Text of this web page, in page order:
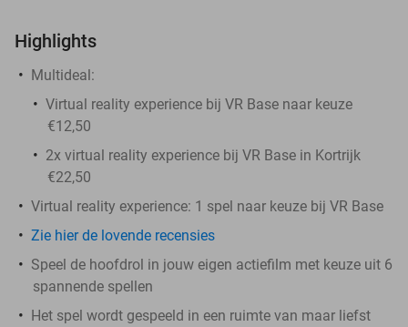
Highlights
Multideal:
Virtual reality experience bij VR Base naar keuze
€12,50
2x virtual reality experience bij VR Base in Kortrijk
€22,50
Virtual reality experience: 1 spel naar keuze bij VR Base
Zie hier de lovende recensies
Speel de hoofdrol in jouw eigen actiefilm met keuze uit 6
spannende spellen
Het spel wordt gespeeld in een ruimte van maar liefst